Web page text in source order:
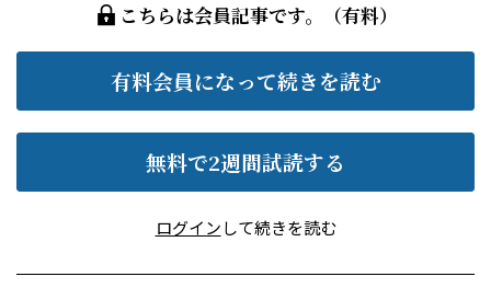
こちらは会員記事です。（有料）
有料会員になって続きを読む
無料で2週間試読する
ログインして続きを読む